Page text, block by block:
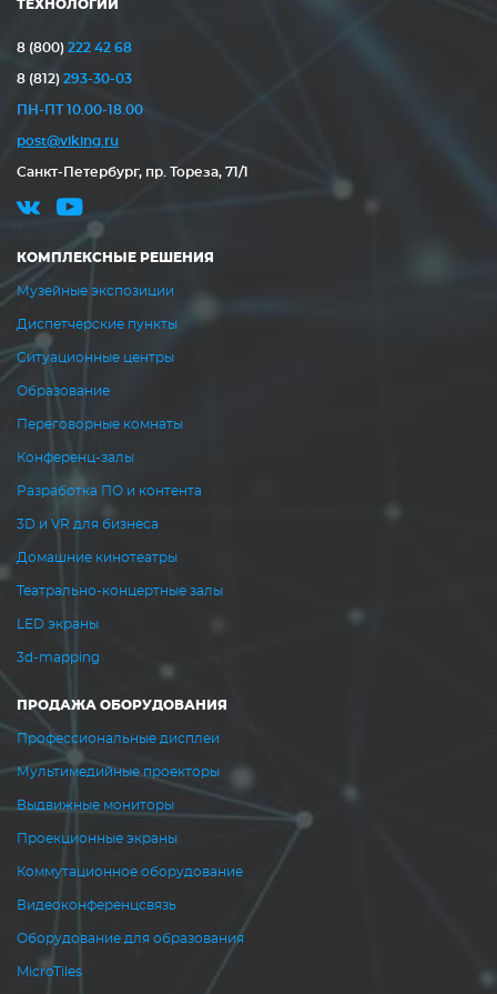
ТЕХНОЛОГИЙ
8 (800) 222 42 68
8 (812) 293-30-03
ПН-ПТ 10.00-18.00
post@viking.ru
Санкт-Петербург, пр. Тореза, 71/1
КОМПЛЕКСНЫЕ РЕШЕНИЯ
Музейные экспозиции
Диспетчерские пункты
Ситуационные центры
Образование
Переговорные комнаты
Конференц-залы
Разработка ПО и контента
3D и VR для бизнеса
Домашние кинотеатры
Театрально-концертные залы
LED экраны
3d-mapping
ПРОДАЖА ОБОРУДОВАНИЯ
Профессиональные дисплеи
Мультимедийные проекторы
Выдвижные мониторы
Проекционные экраны
Коммутационное оборудование
Видеоконференцсвязь
Оборудование для образования
MicroTiles